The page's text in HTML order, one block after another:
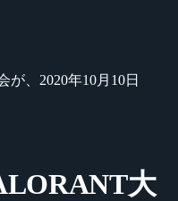
が、2020年10月10日
大